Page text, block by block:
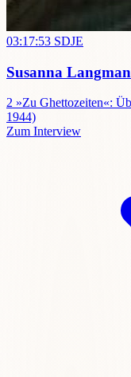
03:17:53 SDJE
Susanna
2 »Zu Ghettozeiten«:
1944)
Zum Interview